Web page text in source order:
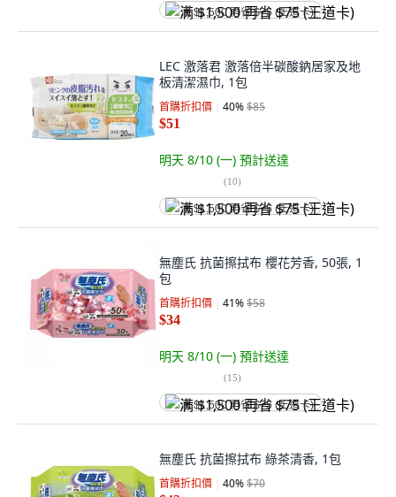
满 $1,500 再省 $75 (王道卡)
LEC 激落君 激落倍半碳酸鈉居家及地
板清潔濕巾, 1包
首購折扣價 40%$85
$51
明天 8/10 (一) 預計送達
(10)
满 $1,500 再省 $75 (王道卡)
無塵氏 抗菌擦拭布 櫻花芳香, 50張, 1
包
首購折扣價 41%$58
$34
明天 8/10 (一) 預計送達
(15)
满 $1,500 再省 $75 (王道卡)
無塵氏 抗菌擦拭布 綠茶清香, 1包
首購折扣價 40%$70